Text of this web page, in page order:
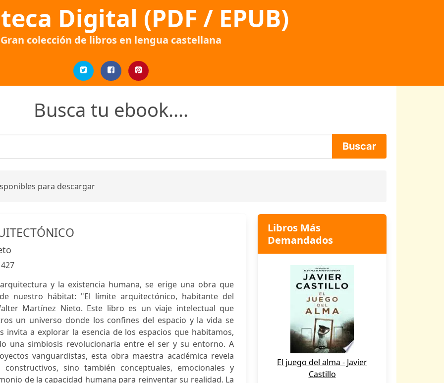
Digital (PDF / EPUB)
Gran colección de libros en lengua castellana
Busca tu ebook....
para descargar
427
y la existencia humana, se erige una obra que
nuestro hábitat: "El límite arquitectónico, habitante del
Martínez Nieto. Este libro es un viaje intelectual que
un universo donde los confines del espacio y la vida se
invita a explorar la esencia de los espacios que habitamos,
una simbiosis revolucionaria entre el ser y su entorno. A
vanguardistas, esta obra maestra académica revela
sino también conceptuales, emocionales y
de la capacidad humana para reinventar su realidad. La
Libros Más
Demandados
El juego del alma - Javier
Castillo